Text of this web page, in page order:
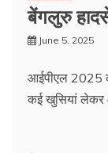
बेंगलुरु
June 5, 2025
आईपीएल 2025
कई खुसियां लेकर